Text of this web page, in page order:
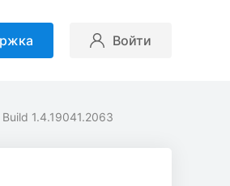
Войти
1.4.19041.2063